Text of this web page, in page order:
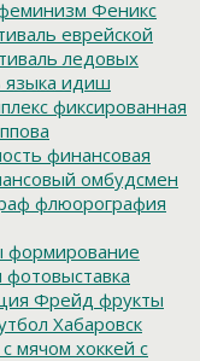
Феникс
еврейской
ледовых
языка идиш
фиксированная
финансовая
омбудсмен
флюорография
формирование
фотовыставка
Фрейд фрукты
Хабаровск
мячом хоккей с